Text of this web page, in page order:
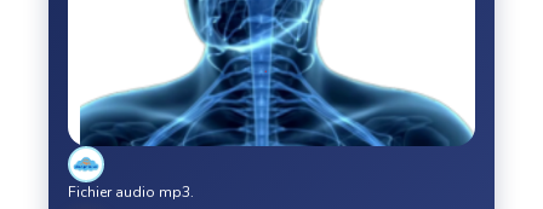
Fichier audio mp3.